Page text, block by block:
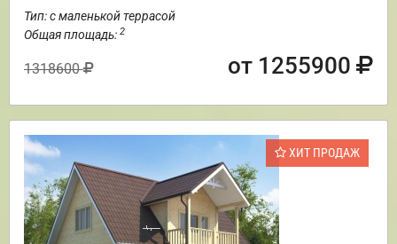
Тип: с маленькой террасой
Общая площадь: 2
1318600 от 1255900
ХИТ ПРОДАЖ